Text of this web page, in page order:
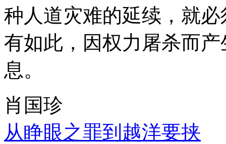
种人道灾难的延续，就
有如此，因权力屠杀而
息。
肖国珍
从睁眼之罪到越洋要挟